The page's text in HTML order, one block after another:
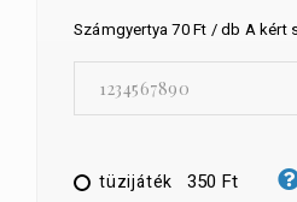
Számgyertya 70 Ft / db A kért
tüzijáték 350 Ft